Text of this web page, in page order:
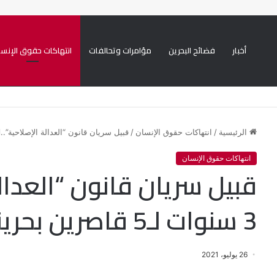
أخبار فضائح البحرين مؤامرات وتحالفات انتهاكات حقوق
ممنهجة ضد الشيعة
الرئيسية / انتهاكات حقوق الإنسان / قبيل سريان قانون “العدالة الإصلاحية”..السجن 3 سنوات لـ5
انتهاكات حقوق الإنسان
قبيل سريان قانون
3 سنوات لـ5 قاصرين بحرينيين
26 يوليو، 2021